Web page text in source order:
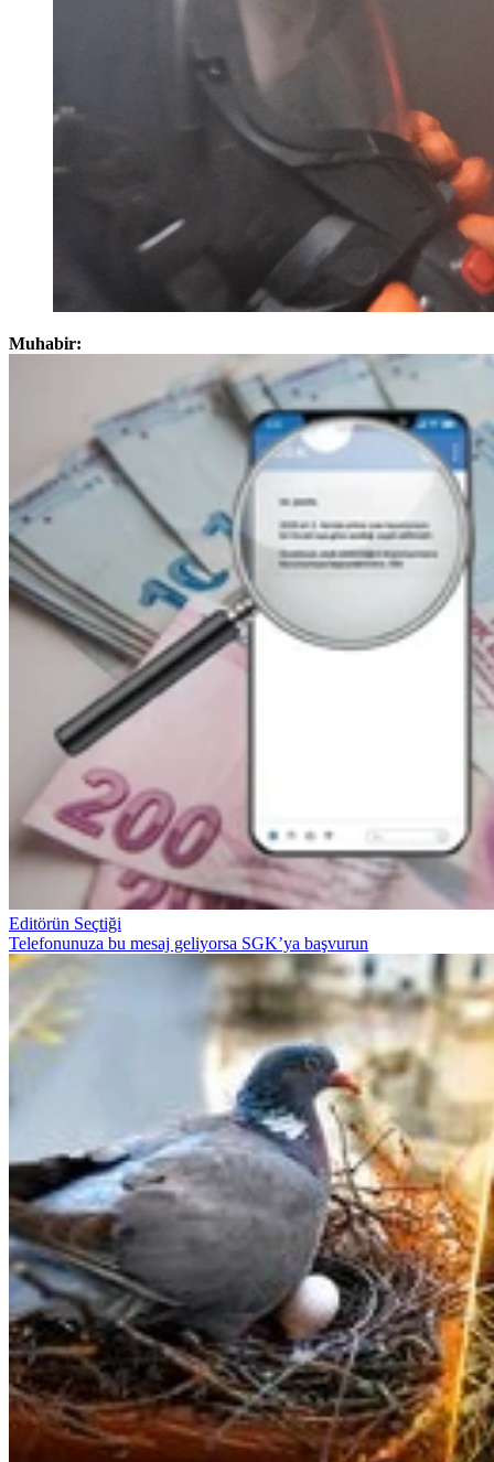
Muhabir:
Editörün Seçtiği
Telefonunuza bu mesaj geliyorsa SGK’ya başvurun